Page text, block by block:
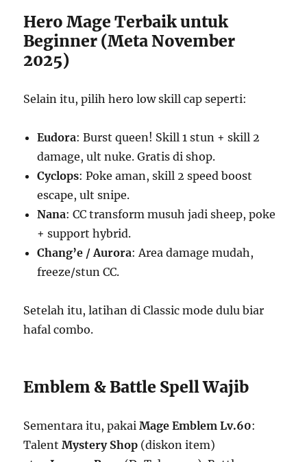
Hero Mage Terbaik untuk
Beginner (Meta November
2025)
Selain itu, pilih hero low skill cap seperti:
Eudora: Burst queen! Skill 1 stun + skill 2
damage, ult nuke. Gratis di shop.
Cyclops: Poke aman, skill 2 speed boost
escape, ult snipe.
Nana: CC transform musuh jadi sheep, poke
+ support hybrid.
Chang’e / Aurora: Area damage mudah,
freeze/stun CC.
Setelah itu, latihan di Classic mode dulu biar
hafal combo.
Emblem & Battle Spell Wajib
Sementara itu, pakaiMage Emblem Lv.60:
TalentMystery Shop (diskon item)